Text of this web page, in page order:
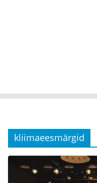
kliimaeesmärgid